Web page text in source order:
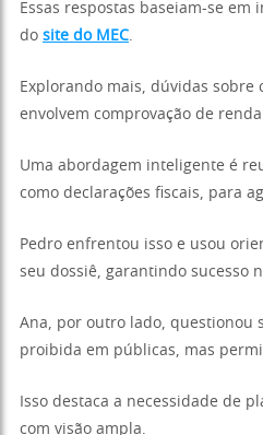
Essas respostas baseiam-se em
do site do MEC.
Explorando mais, dúvidas sobre
envolvem comprovação de
Uma abordagem inteligente é
como declarações fiscais, para
Pedro enfrentou isso e usou
seu dossiê, garantindo sucesso
Ana, por outro lado, questionou
proibida em públicas, mas
Isso destaca a necessidade de
com visão ampla.